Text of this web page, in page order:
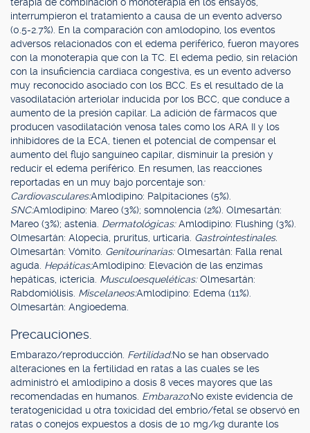
interrumpieron el tratamiento a causa de un evento adverso
(0.5-2.7%). En la comparación con amlodopino, los eventos
adversos relacionados con el edema periférico, fueron mayores
con la monoterapia que con la TC. El edema pedio, sin relación
con la insuficiencia cardiaca congestiva, es un evento adverso
muy reconocido asociado con los BCC. Es el resultado de la
vasodilatación arteriolar inducida por los BCC, que conduce a
aumento de la presión capilar. La adición de fármacos que
producen vasodilatación venosa tales como los ARA II y los
inhibidores de la ECA, tienen el potencial de compensar el
aumento del flujo sanguíneo capilar, disminuir la presión y
reducir el edema periférico. En resumen, las reacciones
reportadas en un muy bajo porcentaje son:
Cardiovasculares:Amlodipino: Palpitaciones (5%).
SNC:Amlodipino: Mareo (3%); somnolencia (2%). Olmesartán:
Mareo (3%); astenia. Dermatológicas:Amlodipino: Flushing (3%).
Olmesartán: Alopecia, pruritus, urticaria. Gastrointestinales.
Olmesartán: Vómito. Genitourinarias:Olmesartán: Falla renal
aguda. Hepáticas;Amlodipino: Elevación de las enzimas
hepáticas, ictericia. Musculoesqueléticas:Olmesartán:
Rabdomiólisis. Miscelaneos:Amlodipino: Edema (11%).
Olmesartán: Angioedema.
Precauciones.
Embarazo/reproducción. Fertilidad:No se han observado
alteraciones en la fertilidad en ratas a las cuales se les
administró el amlodipino a dosis 8 veces mayores que las
recomendadas en humanos. Embarazo:No existe evidencia de
teratogenicidad u otra toxicidad del embrio/fetal se observó en
ratas o conejos expuestos a dosis de 10 mg/kg durante los